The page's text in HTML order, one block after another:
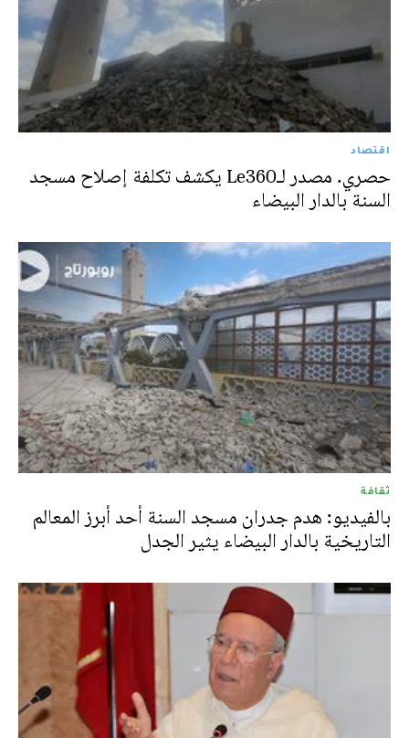
اقتصاد
حصري. مصدر لـLe360 يكشف تكلفة إصلاح مسجد
السنة بالدار البيضاء
ثقافة
بالفيديو: هدم جدران مسجد السنة أحد أبرز المعالم
التاريخية بالدار البيضاء يثير الجدل